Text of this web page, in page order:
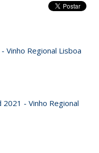
Vinho Regional Lisboa
- Vinho Regional